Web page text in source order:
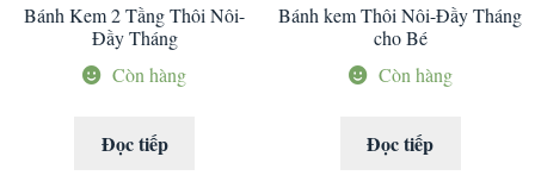
Bánh Kem 2 Tầng Thôi Nôi-
Đầy Tháng
Còn hàng
Đọc tiếp
Bánh kem Thôi Nôi-Đầy Tháng
cho Bé
Còn hàng
Đọc tiếp